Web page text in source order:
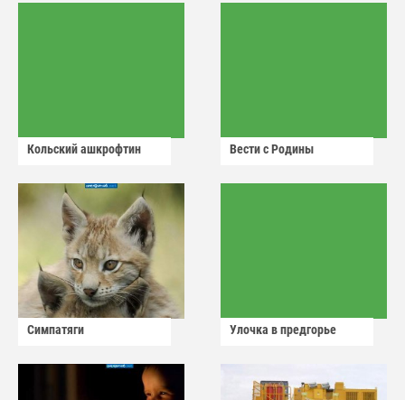
Кольский ашкрофтин Вести с Родины
Симпатяги Улочка в предгорье